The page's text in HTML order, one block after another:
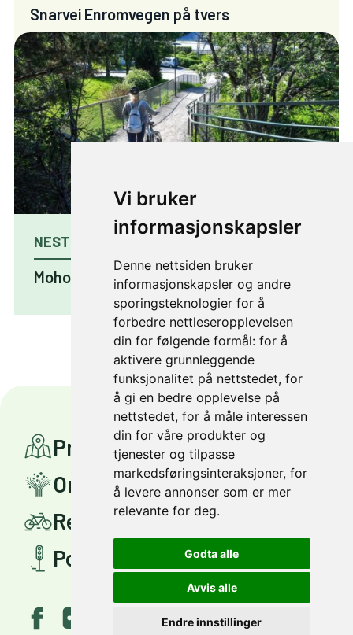
Vi bruker
informasjonskapsler
Denne nettsiden bruker
informasjonskapsler og andre
sporingsteknologier for å
forbedre nettleseropplevelsen
din for følgende formål: for å
aktivere grunnleggende
funksjonalitet på nettstedet, for
å gi en bedre opplevelse på
nettstedet, for å måle interessen
din for våre produkter og
tjenester og tilpasse
markedsføringsinteraksjoner, for
å levere annonser som er mer
relevante for deg.
Godta alle
Avvis alle
Endre innstillinger
Snarvei Enromvegen på tvers
NESTE PROSJEKT
Moholtlia
Prosjekter
Om Miljøpakken
Reis smartere
Politisk styring